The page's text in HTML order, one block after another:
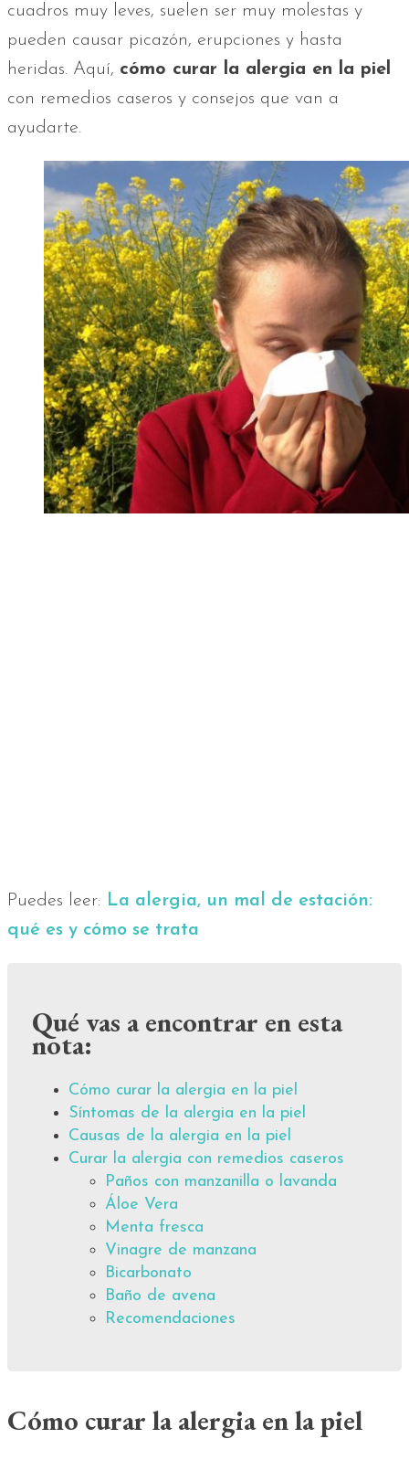
cuadros muy leves, suelen ser muy molestas y
pueden causar picazón, erupciones y hasta
heridas. Aquí, cómo curar la alergia en la piel
con remedios caseros y consejos que van a
ayudarte.
Puedes leer: La alergia, un mal de estación:
qué es y cómo se trata
Qué vas a encontrar en esta
nota:
Cómo curar la alergia en la piel
Síntomas de la alergia en la piel
Causas de la alergia en la piel
Curar la alergia con remedios caseros
Paños con manzanilla o lavanda
Áloe Vera
Menta fresca
Vinagre de manzana
Bicarbonato
Baño de avena
Recomendaciones
Cómo curar la alergia en la piel